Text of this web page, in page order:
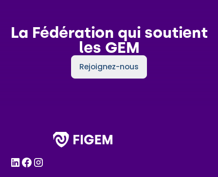
La Fédération qui soutient
les GEM
Rejoignez-nous